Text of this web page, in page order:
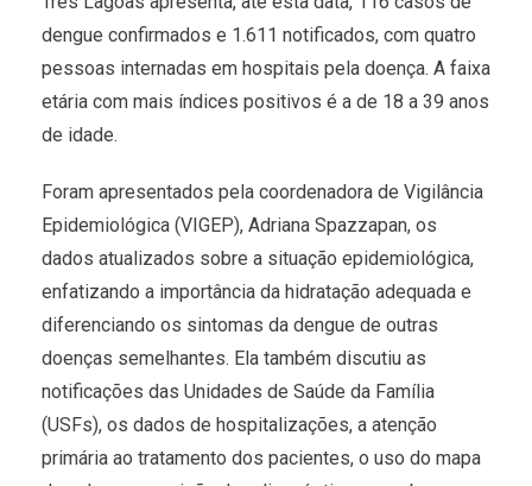
dengue confirmados e 1.611 notificados, com quatro
pessoas internadas em hospitais pela doença. A faixa
etária com mais índices positivos é a de 18 a 39 anos
de idade.
Foram apresentados pela coordenadora de Vigilância
Epidemiológica (VIGEP), Adriana Spazzapan, os
dados atualizados sobre a situação epidemiológica,
enfatizando a importância da hidratação adequada e
diferenciando os sintomas da dengue de outras
doenças semelhantes. Ela também discutiu as
notificações das Unidades de Saúde da Família
(USFs), os dados de hospitalizações, a atenção
primária ao tratamento dos pacientes, o uso do mapa